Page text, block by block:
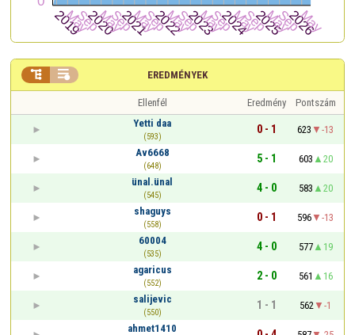
EREDMÉNYEK
 
Ellenfél Eredmény
Pontszám
Yetti daa
(593)
0 - 1 623
-13
Av6668
(648)
5 - 1 603
20
ünal.ünal
(545)
4 - 0 583
20
shaguys
(558)
0 - 1 596
-13
60004
(535)
4 - 0 577
19
agaricus
(552)
2 - 0 561
16
salijevic
(550)
1 - 1 562
-1
ahmet1410